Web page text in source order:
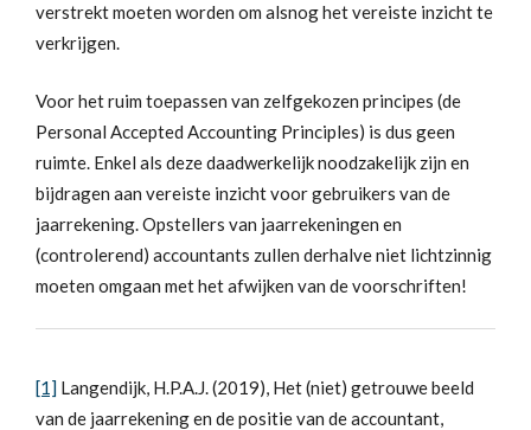
verstrekt moeten worden om alsnog het vereiste inzicht te
verkrijgen.
Voor het ruim toepassen van zelfgekozen principes (de
Personal Accepted Accounting Principles) is dus geen
ruimte. Enkel als deze daadwerkelijk noodzakelijk zijn en
bijdragen aan vereiste inzicht voor gebruikers van de
jaarrekening. Opstellers van jaarrekeningen en
(controlerend) accountants zullen derhalve niet lichtzinnig
moeten omgaan met het afwijken van de voorschriften!
[1] Langendijk, H.P.A.J. (2019), Het (niet) getrouwe beeld
van de jaarrekening en de positie van de accountant,